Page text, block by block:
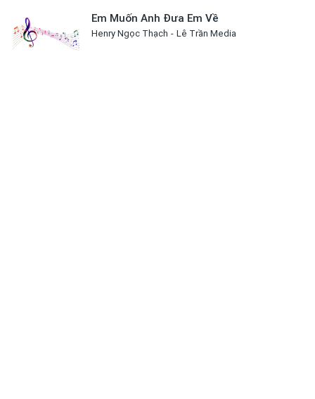
Em Muốn Anh Đưa Em Về
Henry Ngọc Thạch Lê Trần Media